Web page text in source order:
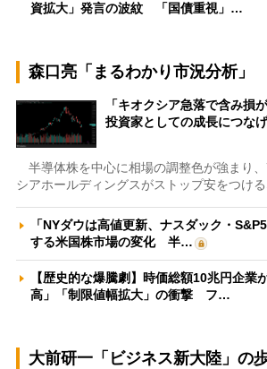
資拡大」発言の波紋 「国債重視」…
森口亮「まるわかり市況分析」
「キオクシア急落で含み損
投資家としての成長につ
半導体株を中心に相場の調整色が強まり
シアホールディングスがストップ安をつけ
「NYダウは高値更新、ナスダック・
する米国株市場の変化 半…
【歴史的な爆騰劇】時価総額10兆円企業
高」「制限値幅拡大」の衝撃 フ…
大前研一「ビジネス新大陸」の